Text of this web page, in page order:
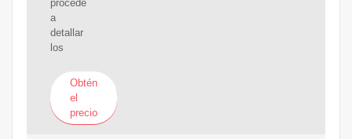
procede
a
detallar
los
Obtén
el
precio